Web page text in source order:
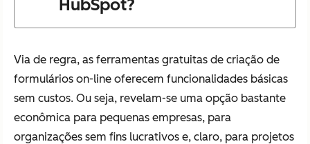
HubSpot?
Via de regra, as ferramentas gratuitas de criação de
formulários on-line oferecem funcionalidades básicas
sem custos. Ou seja, revelam-se uma opção bastante
econômica para pequenas empresas, para
organizações sem fins lucrativos e, claro, para projetos